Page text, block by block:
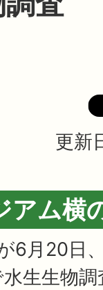
更新
アム横
6月20日
生生物